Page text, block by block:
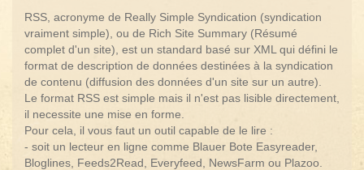
RSS, acronyme de Really Simple Syndication (syndication
vraiment simple), ou de Rich Site Summary (Résumé
complet d'un site), est un standard basé sur XML qui défini le
format de description de données destinées à la syndication
de contenu (diffusion des données d'un site sur un autre).
Le format RSS est simple mais il n'est pas lisible directement,
il necessite une mise en forme.
Pour cela, il vous faut un outil capable de le lire :
- soit un lecteur en ligne comme Blauer Bote Easyreader,
Bloglines, Feeds2Read, Everyfeed, NewsFarm ou Plazoo.